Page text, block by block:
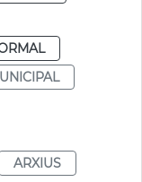
ARXIUS